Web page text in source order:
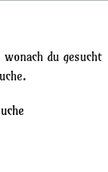
du gesucht